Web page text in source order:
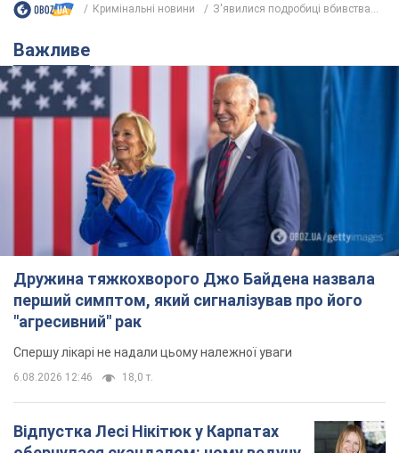
Дружина тяжкохворого Джо Байдена назвала
перший симптом, який сигналізував про його
"агресивний" рак
Спершу лікарі не надали цьому належної уваги
6.08.2026 12:46 18,0 т.
Відпустка Лесі Нікітюк у Карпатах
обернулася скандалом: чому ведучу
несправедливо захейтили
Знаменитість вийшла на пряму комунікацію в
"Динамо" з перемоги стартувало у
кваліфікації Ліги конференцій. Відео